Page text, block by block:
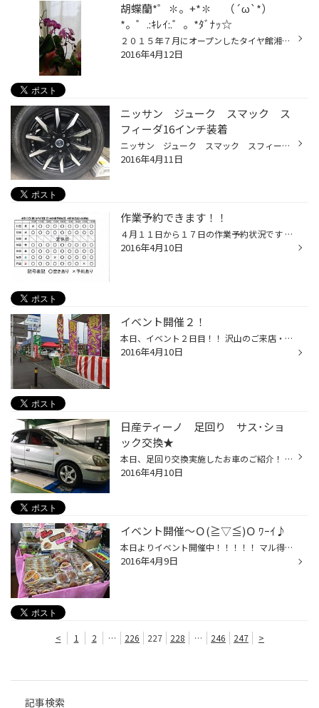
胡蝶蘭*゜✽。+*✽ （´ω`*）
*。゜.:ｷﾚｲ:.゜。*ﾀﾞﾅｯ☆
２０１５年７月にオープンしたタイヤ館湘南台店。 そのとき、お祝いのお花（胡蝶蘭）をいただきました。 しばらく店舗で飾り、すべてお花が枯れ落ちてしまいました。 このまま廃棄？ もったいない！！！できるかわからないけど、全部枯れてしまった 胡蝶蘭を育て始めました。 ネットを見ながら、枯...
2016年4月12日
ニッサン ジューク スマック ス
フィーダ16インチ装着
ニッサン ジューク スマック スフィーダ16インチ装着しました。 以前、ノアにスマックのスパローを装着したお客様と 一緒にご来店され同時に注文頂き、今回お取り付けさせていただきました。 こちらのホイールもアルミホイールメーカで一流のエンケイ製でもあり 品質も高いことから お客様も目を...
2016年4月11日
作業予約できます！！
４月１１日から１７日の作業予約状況です 冬用タイヤから夏用タイヤの履きかえで どの、お店さんも混んでたりしませんか？ 当店はまだまだ空いています（泣 オイル交換、履き替え、タイヤ交換など 予約受け付けていますので お問い合わせ下さいｖ(いしい)
2016年4月10日
イベント開催２！
本日、イベント２日目！！ 沢山のご来店・ご購入有り難うございます。 お待たせする時間もあったかと思いますが････。 ドラ焼きで勘弁して下さい。 おかげさまで大盛況のうちにドラ焼きもすっかりなくなりました。 またこのようなイベントで皆様の笑顔が拝見できたら 嬉しい限りです。 またの機会を...
2016年4月10日
日産ティーノ 足回り サス･ショ
ック交換★
本日、足回り交換実施したお車のご紹介！ お車 日産 ティーノ サス エスペリア ダウンサス ショック ＫＹＢ ニューＳＲスペシャル ショック交換で乗り心地の回復を希望で ついでに３センチほど下げたいとのことでした。 見た目もきっちり乗り心地もバッチリ！！ 最後の仕上げはアライメントで...
2016年4月10日
イベント開催～Ｏ(≧▽≦)Ｏ ﾜｰｲ♪
本日よりイベント開催中！！！！！ マル得セール！！ 春のドライブ！お出かけ前のメンテナンスを無料点検いたします。 気になるところをご案内！ 交換してもしなくても、無料点検実施いただいたお客様に ~~旦（。。）ｵｲｼｲ 『どら焼き』をプレゼント！ 同時に『フジツボマフラーフェア』も開催中！！...
2016年4月9日
< 1 2 … 226 227 228 … 246 247 >
記事検索